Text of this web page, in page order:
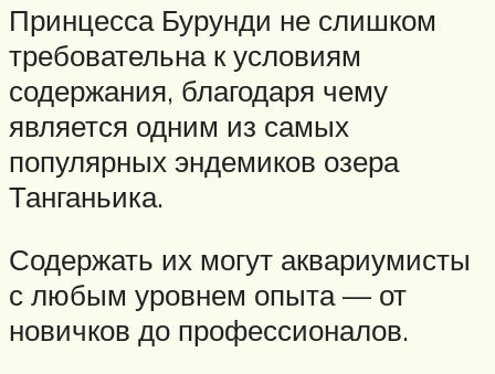
Принцесса Бурунди не слишком
требовательна к условиям
содержания, благодаря чему
является одним из самых
популярных эндемиков озера
Танганьика.
Содержать их могут аквариумисты
с любым уровнем опыта — от
новичков до профессионалов.